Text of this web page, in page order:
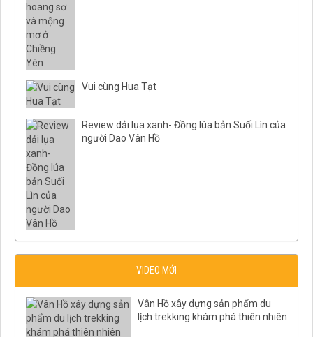
Vui cùng Hua Tạt
Review dải lụa xanh- Đồng lúa bản Suối Lìn của
người Dao Vân Hồ
VIDEO MỚI
Vân Hồ xây dựng sản phẩm du
lịch trekking khám phá thiên nhiên